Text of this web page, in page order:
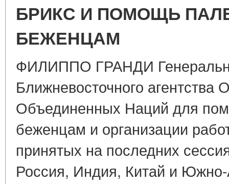
БРИКС И ПОМОЩЬ
БЕЖЕНЦАМ
ФИЛИППО ГРАНДИ
Ближневосточного агентства
Объединенных Наций для
беженцам и организации
принятых на последних
Россия, Индия, Китай и